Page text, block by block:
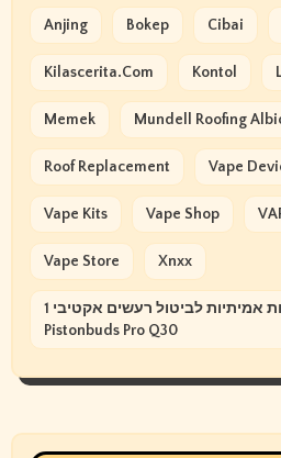
Anjing Bokep Cibai
Kilascerita.com Kontol
Memek Mundell Roofing
Roof Replacement Vape
Vape Kits Vape Shop
Vape Store Xnxx
אוזניות אלחוטיות אמיתיות לביטול רעשים אקטיבי 1more
Pistonbuds Pro Q30